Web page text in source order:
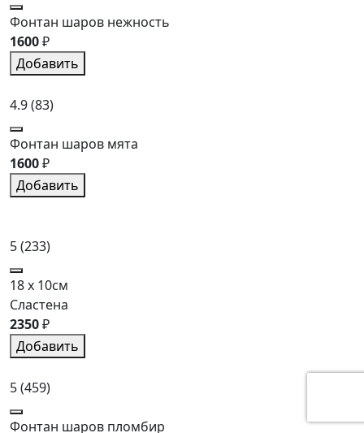
Фонтан шаров нежность
1600₽
Добавить
4.9(83)
Фонтан шаров мята
1600₽
Добавить
5(233)
18 x 10см
Сластена
2350₽
Добавить
5(459)
Фонтан шаров пломбир